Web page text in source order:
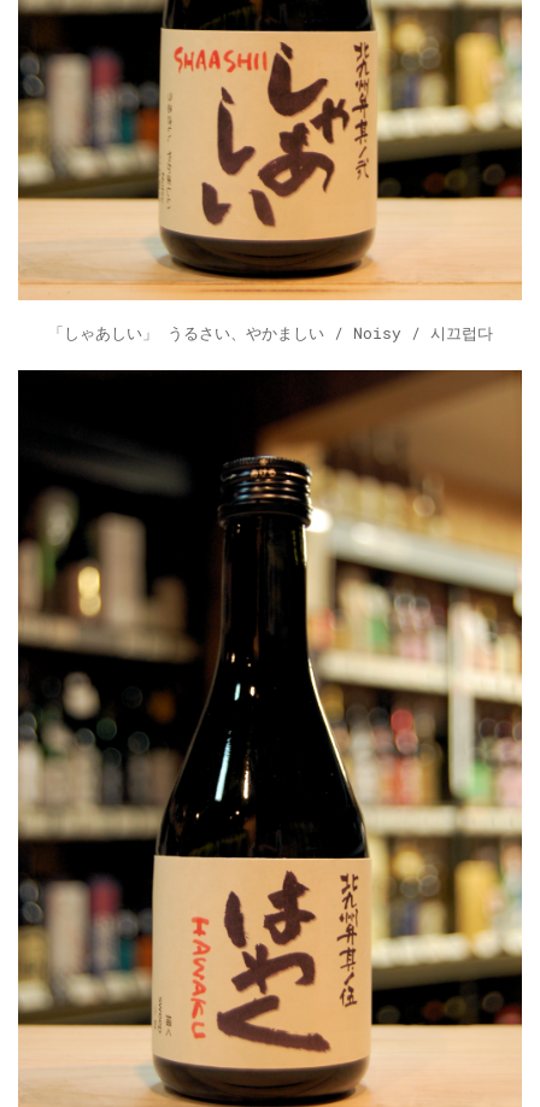
「しゃあしい」 うるさい、やかましい / Noisy / 시끄럽다